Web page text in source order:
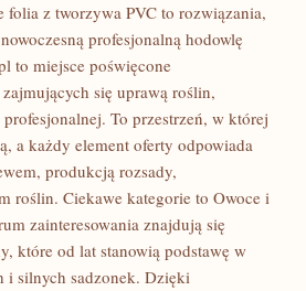
folia z tworzywa PVC to rozwiązania,
profesjonalną hodowlę
to miejsce poświęcone
się uprawą roślin,
To przestrzeń, w której
a każdy element oferty odpowiada
produkcją rozsady,
roślin. Ciekawe kategorie to Owoce i
zainteresowania znajdują się
które od lat stanowią podstawę w
i silnych sadzonek. Dzięki